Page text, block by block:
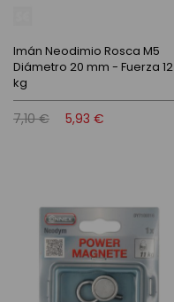
Imán Neodimio Rosca M5
Diámetro 20 mm - Fuerza 12
kg
7,10 € 5,93 €